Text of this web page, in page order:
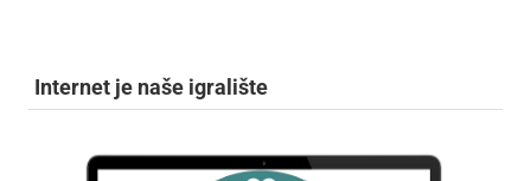
Internet je naše igralište